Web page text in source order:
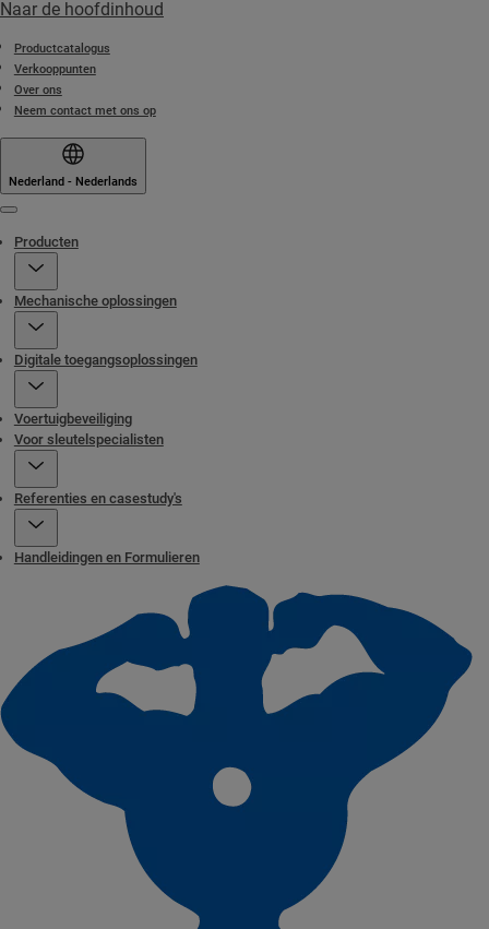
Naar de hoofdinhoud
Productcatalogus
Verkooppunten
Over ons
Neem contact met ons op
Nederland - Nederlands
Producten
Mechanische oplossingen
Digitale toegangsoplossingen
Voertuigbeveiliging
Voor sleutelspecialisten
Referenties en casestudy's
Handleidingen en Formulieren